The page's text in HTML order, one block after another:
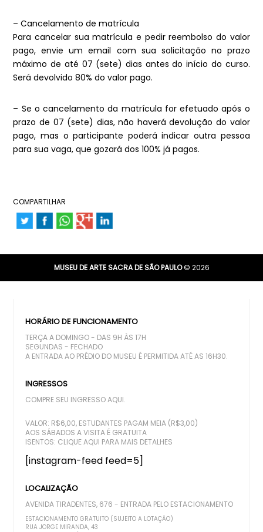
– Cancelamento de matrícula
Para cancelar sua matrícula e pedir reembolso do valor
pago, envie um email com sua solicitação no prazo
máximo de até 07 (sete) dias antes do início do curso.
Será devolvido 80% do valor pago.
– Se o cancelamento da matrícula for efetuado após o
prazo de 07 (sete) dias, não haverá devolução do valor
pago, mas o participante poderá indicar outra pessoa
para sua vaga, que gozará dos 100% já pagos.
COMPARTILHAR
MUSEU DE ARTE SACRA DE SÃO PAULO© 2026
HORÁRIO DE FUNCIONAMENTO
TERÇA A DOMINGO - DAS 9H ÀS 17H
SEGUNDAS - FECHADO
A ENTRADA AO PRÉDIO DO MUSEU É PERMITIDA ATÉ AS 16H30.
INGRESSOS
COMPRE SEU INGRESSO AQUI.
VALOR: R$6,00, ESTUDANTES PAGAM MEIA (R$3,00)
AOS SÁBADOS A VISITA É GRATUITA
ISENTOS: CLIQUE AQUI PARA MAIS DETALHES
[instagram-feed feed=5]
LOCALIZAÇÃO
AVENIDA TIRADENTES, 676 - ENTRADA PELO ESTACIONAMENTO
ESTACIONAMENTO GRATUITO (SUJEITO A LOTAÇÃO)
RUA JORGE MIRANDA, 43